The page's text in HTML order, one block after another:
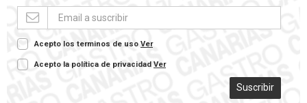
Acepto los terminos de uso Ver
Acepto la política de privacidad Ver
Suscribir